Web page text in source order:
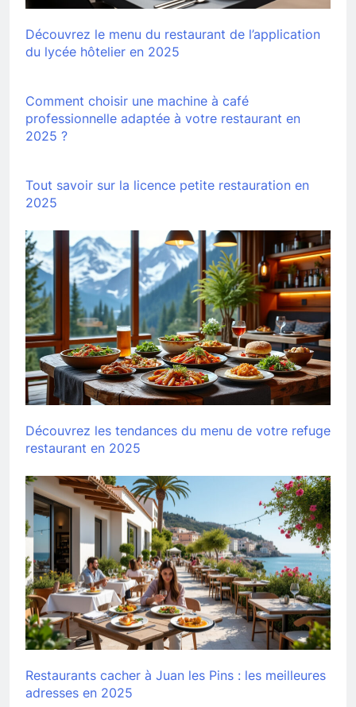
Découvrez le menu du restaurant de l’application
du lycée hôtelier en 2025
Comment choisir une machine à café
professionnelle adaptée à votre restaurant en
2025 ?
Tout savoir sur la licence petite restauration en
2025
Découvrez les tendances du menu de votre refuge
restaurant en 2025
Restaurants cacher à Juan les Pins : les meilleures
adresses en 2025